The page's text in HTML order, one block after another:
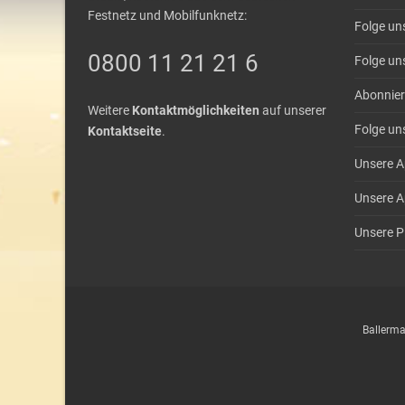
Festnetz und Mobilfunknetz:
0800 11 21 21 6
Weitere Kontaktmöglichkeiten auf unserer
Kontaktseite.
Folge
Folge
Folge
Unsere
Unsere
Unsere